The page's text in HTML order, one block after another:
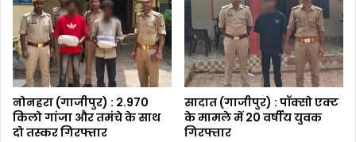
नोनहरा (गाजीपुर) : 2.970
किलो गांजा और तमंचे के साथ
दो तस्कर गिरफ्तार
सादात (गाजीपुर) : पॉक्सो एक्ट
के मामले में 20 वर्षीय युवक
गिरफ्तार